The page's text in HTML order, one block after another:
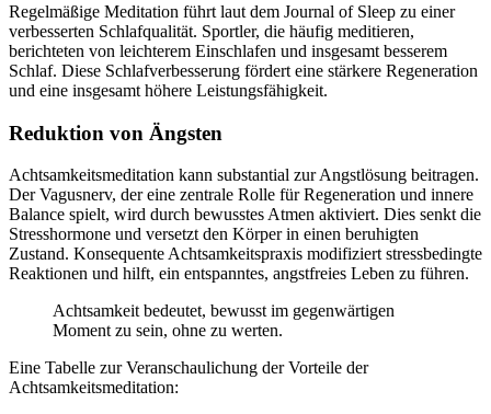
Regelmäßige Meditation führt laut dem Journal of Sleep zu einer
verbesserten Schlafqualität. Sportler, die häufig meditieren,
berichteten von leichterem Einschlafen und insgesamt besserem
Schlaf. Diese Schlafverbesserung fördert eine stärkere Regeneration
und eine insgesamt höhere Leistungsfähigkeit.
Reduktion von Ängsten
Achtsamkeitsmeditation kann substantial zur Angstlösung beitragen.
Der Vagusnerv, der eine zentrale Rolle für Regeneration und innere
Balance spielt, wird durch bewusstes Atmen aktiviert. Dies senkt die
Stresshormone und versetzt den Körper in einen beruhigten
Zustand. Konsequente Achtsamkeitspraxis modifiziert stressbedingte
Reaktionen und hilft, ein entspanntes, angstfreies Leben zu führen.
Achtsamkeit bedeutet, bewusst im gegenwärtigen
Moment zu sein, ohne zu werten.
Eine Tabelle zur Veranschaulichung der Vorteile der
Achtsamkeitsmeditation: